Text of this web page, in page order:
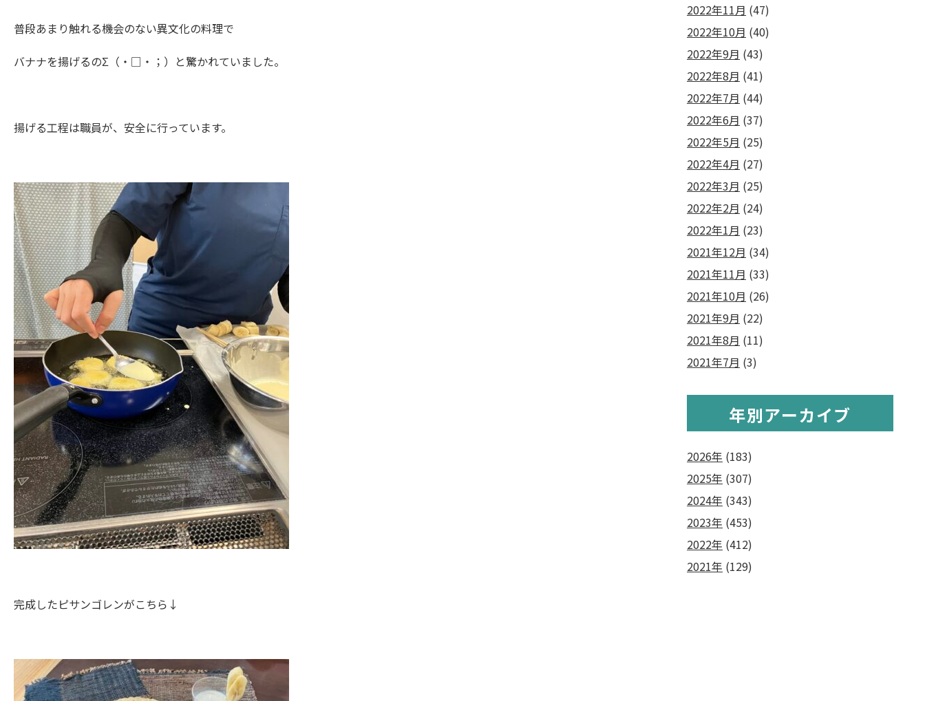
普段あまり触れる機会のない異文化の料理で
バナナを揚げるのΣ（・□・；）と驚かれていました。
揚げる工程は職員が、安全に行っています。
完成したピサンゴレンがこちら↓
2022年11月 (47)
2022年10月 (40)
2022年9月 (43)
2022年8月 (41)
2022年7月 (44)
2022年6月 (37)
2022年5月 (25)
2022年4月 (27)
2022年3月 (25)
2022年2月 (24)
2022年1月 (23)
2021年12月 (34)
2021年11月 (33)
2021年10月 (26)
2021年9月 (22)
2021年8月 (11)
2021年7月 (3)
年別アーカイブ
2026年 (183)
2025年 (307)
2024年 (343)
2023年 (453)
2022年 (412)
2021年 (129)